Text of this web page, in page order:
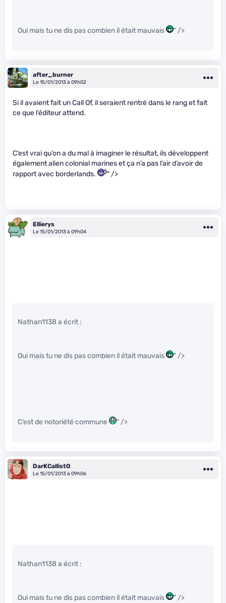
Oui mais tu ne dis pas combien il était mauvais " />
after_burner
Le 15/01/2013 à 09h02
Si il avaient fait un Call Of, il seraient rentré dans le rang et fait
ce que l’éditeur attend.
C’est vrai qu’on a du mal à imaginer le résultat, ils développent
également alien colonial marines et ça n’a pas l’air d’avoir de
rapport avec borderlands.
" />
Ellierys
Le 15/01/2013 à 09h04
Nathan1138 a écrit :
Oui mais tu ne dis pas combien il était mauvais " />
C’est de notoriété commune " />
DarKCallistO
Le 15/01/2013 à 09h06
Nathan1138 a écrit :
Oui mais tu ne dis pas combien il était mauvais " />